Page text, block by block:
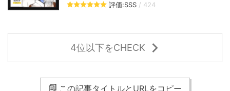
評価:SSS / 424
4位以下をCHECK
この記事タイトルとURLをコピー